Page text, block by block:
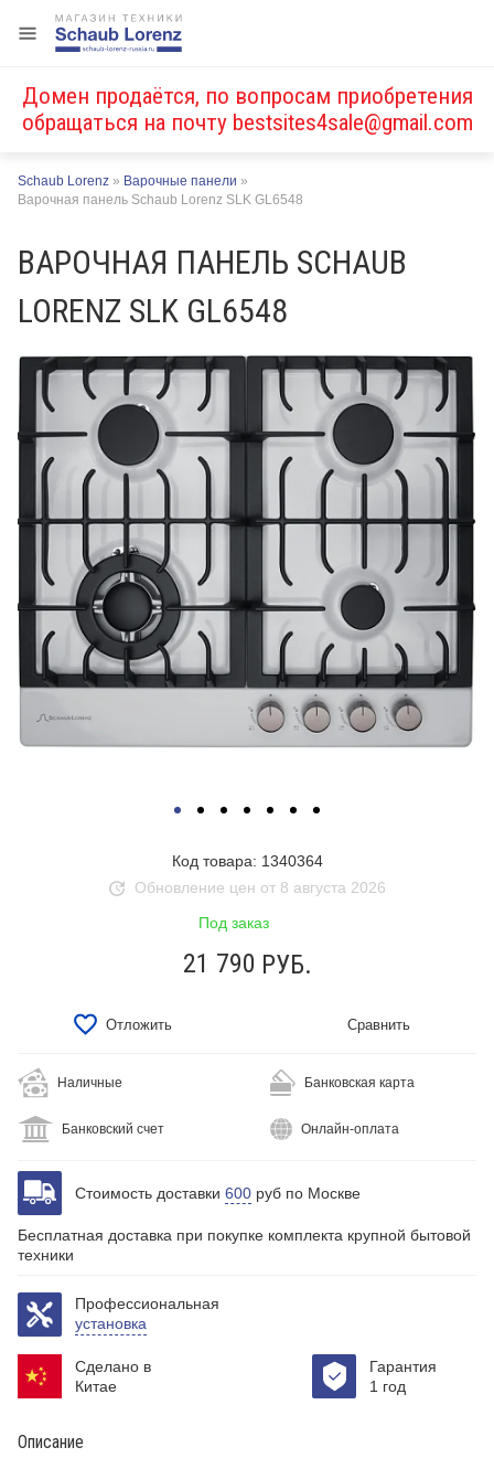
Домен продаётся, по вопросам приобретения
обращаться на почту bestsites4sale@gmail.com
Schaub Lorenz » Варочные панели »
Варочная панель Schaub Lorenz SLK GL6548
ВАРОЧНАЯ ПАНЕЛЬ SCHAUB
LORENZ SLK GL6548
Код товара: 1340364
Под заказ
Обновление цен от 8 августа 2026
21 790 РУБ.
Отложить Сравнить
Наличные Банковская карта
Банковский счет Онлайн-оплата
Стоимость доставки 600 руб по Москве
Бесплатная доставка при покупке комплекта крупной бытовой
техники
Профессиональная
установка
Сделано в
Китае
Гарантия
1 год
Описание